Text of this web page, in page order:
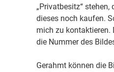
„Privatbesitz“ stehen,
dieses noch kaufen.
mich zu kontaktieren.
die Nummer des
Gerahmt können die